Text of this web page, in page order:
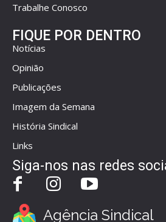
Trabalhe Conosco
FIQUE POR DENTRO
Notícias
Opinião
Publicações
Imagem da Semana
História Sindical
Links
Siga-nos nas redes
Agência Sindical